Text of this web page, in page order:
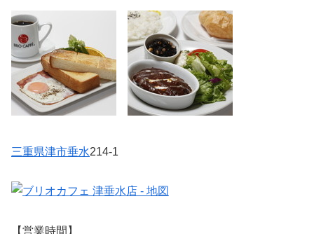
三重県津市垂水214-1
【営業時間】